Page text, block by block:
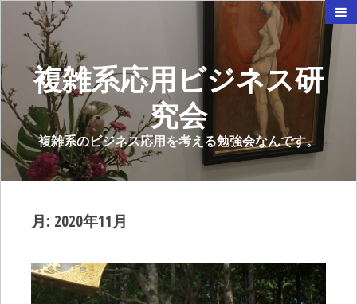
複雑系応用ビジネス研
究会
複雑系のビジネス応用を考える勉強会なんです。
月: 2020年11月